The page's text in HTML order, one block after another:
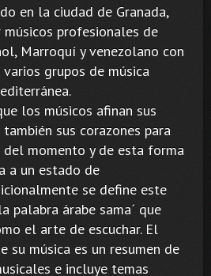
en la ciudad de Granada,
profesionales de
Marroquí y venezolano con
grupos de música
los músicos afinan sus
sus corazones para
del momento y de esta forma
a un estado de
se define este
palabra árabe sama´ que
el arte de escuchar. El
música es un resumen de
e incluye temas